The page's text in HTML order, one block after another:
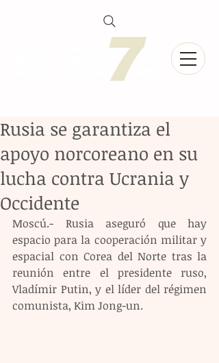
Rusia se garantiza el
apoyo norcoreano en su
lucha contra Ucrania y
Occidente
Moscú.- Rusia aseguró que hay
espacio para la cooperación militar y
espacial con Corea del Norte tras la
reunión entre el presidente ruso,
Vladímir Putin, y el líder del régimen
comunista, Kim Jong-un.